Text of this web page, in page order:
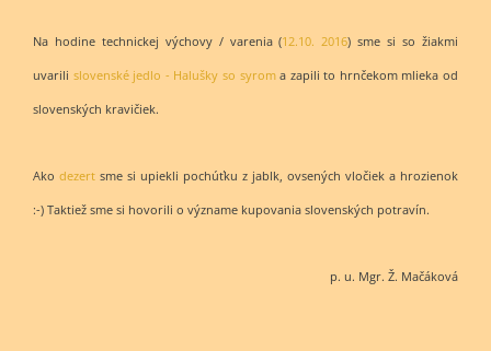
Na hodine technickej výchovy / varenia (12.10. 2016) sme si so žiakmi
uvarili slovenské jedlo - Halušky so syroma zapili to hrnčekom mlieka od
slovenských kravičiek.
Ako dezert sme si upiekli pochúťku z jablk, ovsených vločiek a hrozienok
:-) Taktiež sme si hovorili o význame kupovania slovenských potravín.
p. u. Mgr. Ž. Mačáková